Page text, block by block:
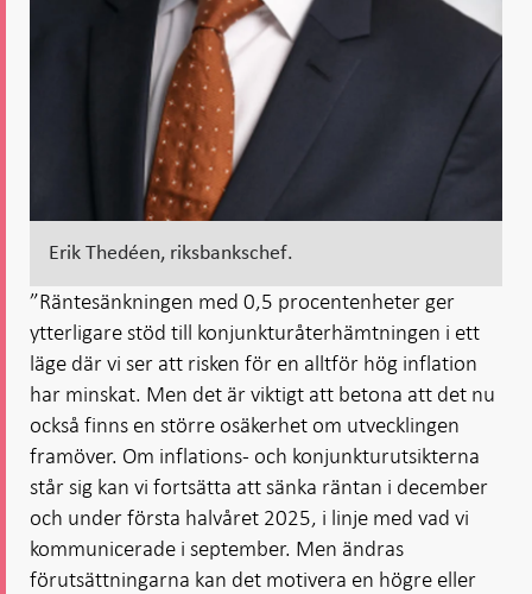
Erik Thedéen, riksbankschef.
”Räntesänkningen med 0,5 procentenheter ger
ytterligare stöd till konjunkturåterhämtningen i ett
läge där vi ser att risken för en alltför hög inflation
har minskat. Men det är viktigt att betona att det nu
också finns en större osäkerhet om utvecklingen
framöver. Om inflations- och konjunkturutsikterna
står sig kan vi fortsätta att sänka räntan i december
och under första halvåret 2025, i linje med vad vi
kommunicerade i september. Men ändras
förutsättningarna kan det motivera en högre eller